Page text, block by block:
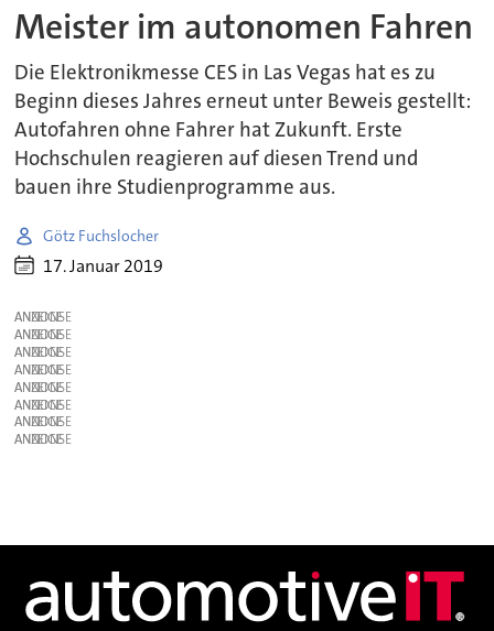
Meister im autonomen Fahren
Die Elektronikmesse CES in Las Vegas hat es zu
Beginn dieses Jahres erneut unter Beweis gestellt:
Autofahren ohne Fahrer hat Zukunft. Erste
Hochschulen reagieren auf diesen Trend und
bauen ihre Studienprogramme aus.
Götz Fuchslocher
17. Januar 2019
ANZEIGE
ANZEIGE
ANZEIGE
ANZEIGE
ANZEIGE
ANZEIGE
ANZEIGE
ANZEIGE